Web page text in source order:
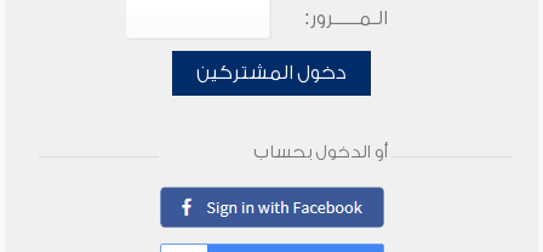
الـمـــــرور:
دخول المشتركين
أو الدخول بحساب